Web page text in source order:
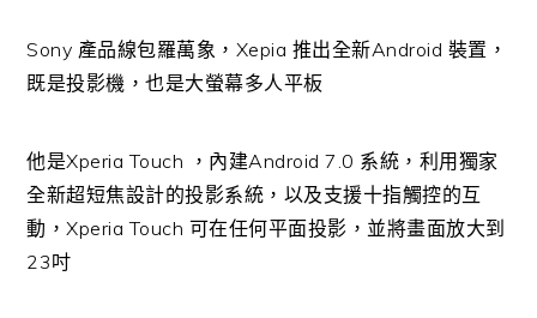
Sony 產品線包羅萬象，Xepia 推出全新Android 裝置，
既是投影機，也是大螢幕多人平板
他是Xperia Touch ，內建Android 7.0 系統，利用獨家
全新超短焦設計的投影系統，以及支援十指觸控的互
動，Xperia Touch 可在任何平面投影，並將畫面放大到
23吋